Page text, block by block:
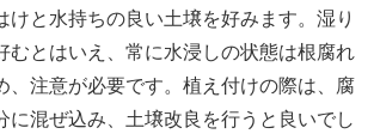
けと水持ちの良い土壌を好みます。湿り
むとはいえ、常に水浸しの状態は根腐れ
、注意が必要です。植え付けの際は、腐
に混ぜ込み、土壌改良を行うと良いでし